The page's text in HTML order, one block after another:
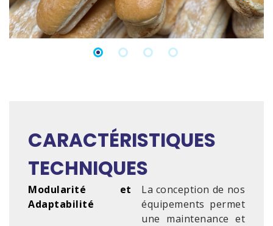
CARACTÉRISTIQUES
TECHNIQUES
Modularité et
Adaptabilité
La conception de nos
équipements permet
une maintenance et